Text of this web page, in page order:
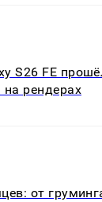
S26 FE
на рендерах
от